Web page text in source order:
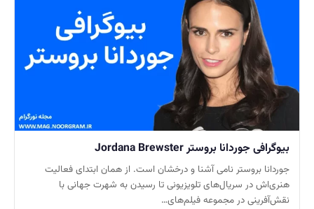
بیوگرافی جوردانا بروستر Jordana Brewster
جوردانا بروستر نامی آشنا و درخشان است. از همان ابتدای فعالیت
هنری‌اش در سریال‌های تلویزیونی تا رسیدن به شهرت جهانی با
نقش‌آفرینی در مجموعه فیلم‌های…